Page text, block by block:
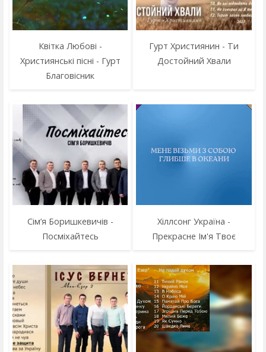
Квітка Любові -
Християнські пісні - Гурт
Благовісник
Гурт Християнин - Ти
Достойний Хвали
Сім’я Боришкевичів -
Посміхайтесь
Хіллсонг Україна -
Прекрасне Ім'я Твоє